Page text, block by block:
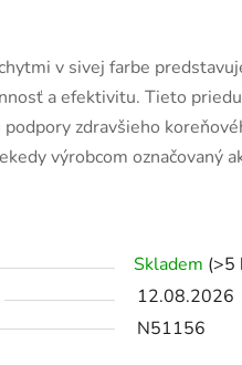
v sivej farbe
a efektivitu. Tieto
podpory zdravšieho
výrobcom označovaný
Skladem (>5
12.08.2026
N51156